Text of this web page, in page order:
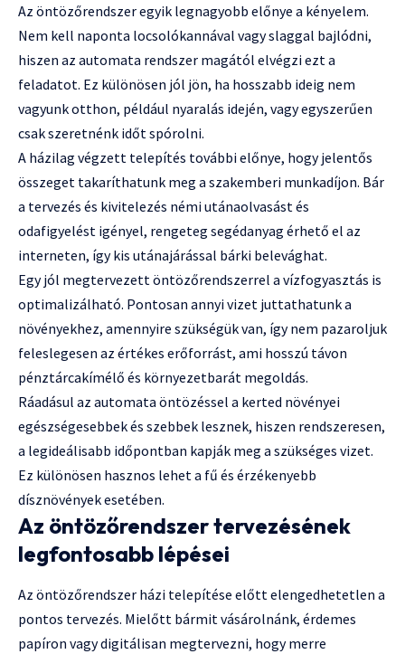
Az öntözőrendszer egyik legnagyobb előnye a kényelem.
Nem kell naponta locsolókannával vagy slaggal bajlódni,
hiszen az automata rendszer magától elvégzi ezt a
feladatot. Ez különösen jól jön, ha hosszabb ideig nem
vagyunk otthon, például nyaralás idején, vagy egyszerűen
csak szeretnénk időt spórolni.
A házilag végzett telepítés további előnye, hogy jelentős
összeget takaríthatunk meg a szakemberi munkadíjon. Bár
a tervezés és kivitelezés némi utánaolvasást és
odafigyelést igényel, rengeteg segédanyag érhető el az
interneten, így kis utánajárással bárki belevághat.
Egy jól megtervezett öntözőrendszerrel a vízfogyasztás is
optimalizálható. Pontosan annyi vizet juttathatunk a
növényekhez, amennyire szükségük van, így nem pazaroljuk
feleslegesen az értékes erőforrást, ami hosszú távon
pénztárcakímélő és környezetbarát megoldás.
Ráadásul az automata öntözéssel a kerted növényei
egészségesebbek és szebbek lesznek, hiszen rendszeresen,
a legideálisabb időpontban kapják meg a szükséges vizet.
Ez különösen hasznos lehet a fű és érzékenyebb
dísznövények esetében.
Az öntözőrendszer tervezésének
legfontosabb lépései
Az öntözőrendszer házi telepítése előtt elengedhetetlen a
pontos tervezés. Mielőtt bármit vásárolnánk, érdemes
papíron vagy digitálisan megtervezni, hogy merre